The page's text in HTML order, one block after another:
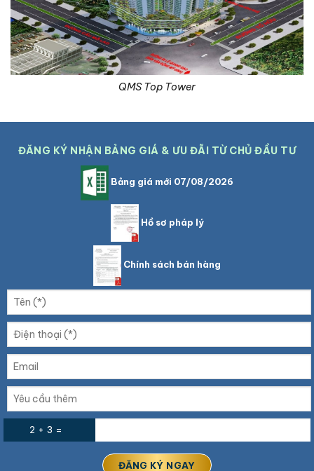
QMS Top Tower
ĐĂNG KÝ NHẬN BẢNG GIÁ & ƯU ĐÃI TỪ CHỦ ĐẦU TƯ
Bảng giá mới 07/08/2026
Hồ sơ pháp lý
Chính sách bán hàng
2 + 3 =